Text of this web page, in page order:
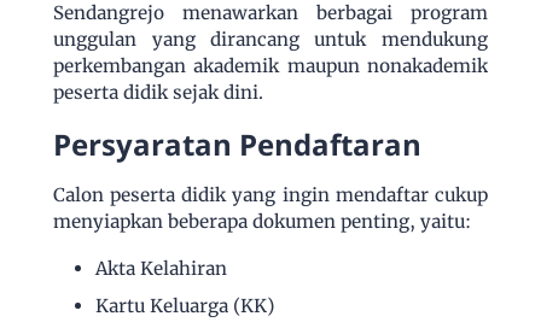
Sendangrejo menawarkan berbagai program
unggulan yang dirancang untuk mendukung
perkembangan akademik maupun nonakademik
peserta didik sejak dini.
Persyaratan Pendaftaran
Calon peserta didik yang ingin mendaftar cukup
menyiapkan beberapa dokumen penting, yaitu:
Akta Kelahiran
Kartu Keluarga (KK)